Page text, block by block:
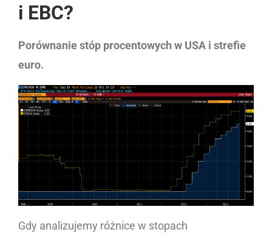
i EBC?
Porównanie stóp procentowych w USA i strefie
euro.
Gdy analizujemy różnice w stopach